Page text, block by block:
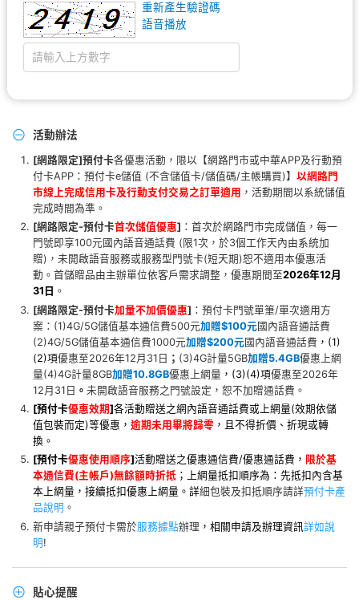
重新產生驗證碼
語音播放
活動辦法
[網路限定]預付卡各優惠活動，限以【網路門市或中華APP及行動預
付卡APP：預付卡e儲值 (不含儲值卡/儲值碼/主帳購買)】 以網路門
市線上完成信用卡及行動支付交易之訂單適用 ，活動期間以系統儲值
完成時間為準。
[網路限定-預付卡首次儲值優惠] ：首次於網路門市完成儲值，每一
門號即享100元國內語音通話費 (限1次，於3個工作天內由系統加
贈)，未開啟語音服務或服務型門號卡(短天期)恕不適用本優惠活
動。首儲贈品由主辦單位依客戶需求調整，優惠期間至2026年12月
31日 。
[網路限定-預付卡加量不加價優惠] ：預付卡門號單筆/單次適用方
案：(1)4G/5G儲值基本通信費500元加贈$100元國內語音通話費
(2)4G/5G儲值基本通信費1000元加贈$200元國內語音通話費 ，(1)
(2)項優惠至2026年12月31日 ； (3)4G計量5GB加贈5.4GB優惠上網
量(4)4G計量8GB加贈10.8GB優惠上網量 ，(3)(4)項優惠至2026年
12月31日 。 未開啟語音服務之門號設定，恕不加贈通話費。
[預付卡優惠效期]各活動贈送之網內語音通話費或上網量(效期依儲
值包裝而定)等優惠 ， 逾期未用畢將歸零，且不得折價、折現或轉
換。
[預付卡優惠使用順序]活動贈送之優惠通信費/優惠通話費， 限於基
本通信費(主帳戶)無餘額時折抵；上網量抵扣順序為：先抵扣內含基
本上網量，接續抵扣優惠上網量。 詳細包裝及扣抵順序請詳預付卡產
品說明 。
新申請親子預付卡需於服務據點辦理 ，相關申請及辦理資訊詳如說
明!
貼心提醒